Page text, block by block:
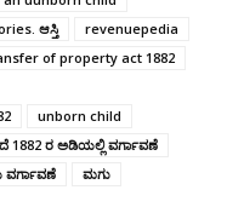
ಆಸ್ತಿ
revenuepedia
of property act 1882
unborn child
1882 ರ ಅಡಿಯಲ್ಲಿ ವರ್ಗಾವಣೆ
ವರ್ಗಾವಣೆ
ಮಗು